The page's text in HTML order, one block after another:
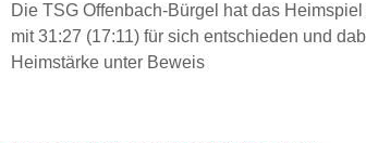
Die TSG Offenbach-Bürgel hat das Heimspiel
mit 31:27 (17:11) für sich entschieden und
Heimstärke unter Beweis